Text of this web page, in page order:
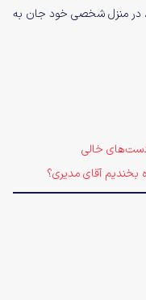
۲۵ فروردین ماه، در منزل شخصی خود جان به
بخندیم آقای مدیری؟